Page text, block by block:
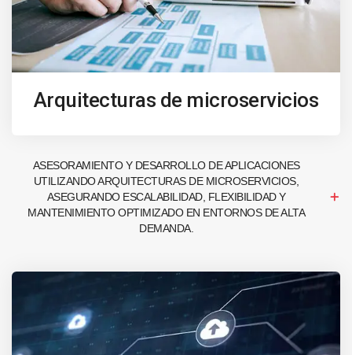
Arquitecturas de microservicios
ASESORAMIENTO Y DESARROLLO DE APLICACIONES
UTILIZANDO ARQUITECTURAS DE MICROSERVICIOS,
ASEGURANDO ESCALABILIDAD, FLEXIBILIDAD Y
MANTENIMIENTO OPTIMIZADO EN ENTORNOS DE ALTA
DEMANDA.